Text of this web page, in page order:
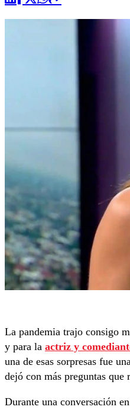
La pandemia trajo consigo
y para la actriz y
una de esas sorpresas fue
dejó con más preguntas que
Durante una conversación